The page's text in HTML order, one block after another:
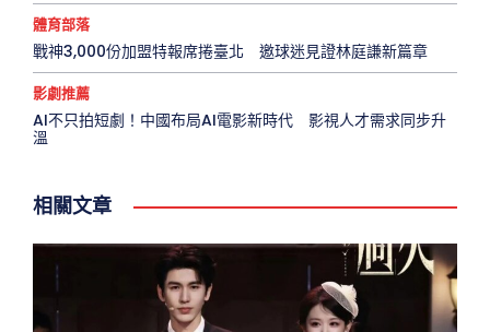
體育部落
戰神3,000份加盟特報席捲臺北 邀球迷見證林庭謙新篇章
影劇推薦
AI不只拍短劇！中國布局AI電影新時代 影視人才需求同步升
溫
相關文章